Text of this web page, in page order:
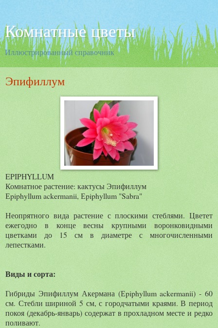
Комнатные цветы
Иллюстрированный справочник
Эпифиллум
EPIPHYLLUM
Комнатное растение: кактусы Эпифиллум
Еpiphyllum ackermanii, Еpiphyllum "Sabra"
Неопрятного вида растение с плоскими стеблями. Цветет
ежегодно в конце весны крупными воронковидными
цветками до 15 см в диаметре с многочисленными
лепестками.
Виды и сорта:
Гибриды Эпифиллум Акермана (Еpiphyllum ackermanii) - 60
см. Стебли шириной 5 см, с городчатыми краями. В период
покоя (декабрь-январь) содержат в прохладном месте и редко
поливают.